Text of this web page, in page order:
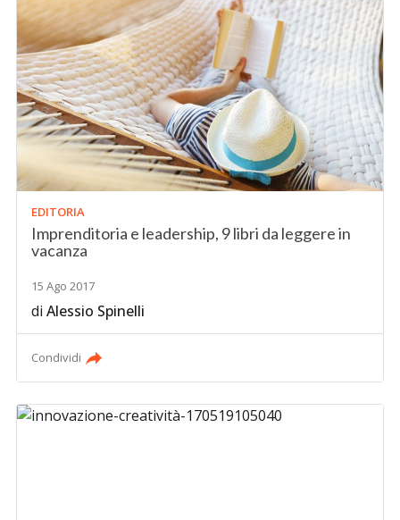
EDITORIA
Imprenditoria e leadership, 9 libri da leggere in
vacanza
15 Ago 2017
diAlessio Spinelli
Condividi